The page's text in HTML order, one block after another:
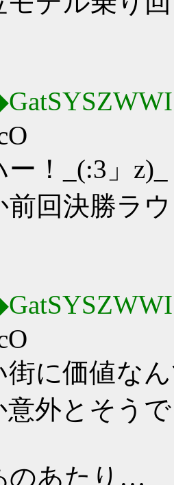
！_(:3」z)_
前回決勝ラ
街に価値な
意外とそう
のあたり…